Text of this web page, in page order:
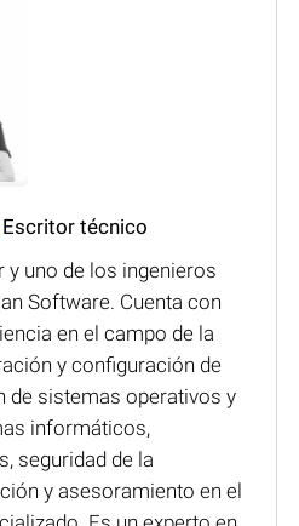
Escritor técnico
y uno de los ingenieros
Software. Cuenta con
en el campo de la
y configuración de
de sistemas operativos y
informáticos,
seguridad de la
y asesoramiento en el